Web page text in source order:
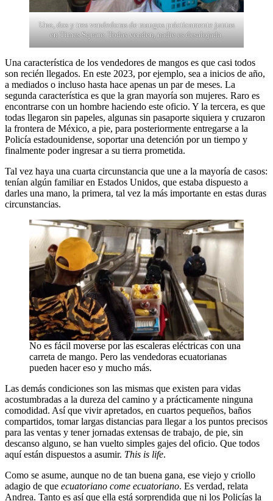
Uno, dos y tres vendedoras de mangos prácticamente juntas
en Times Square. Todas venden, nadie es desalojada.
Una característica de los vendedores de mangos es que casi todos
son recién llegados. En este 2023, por ejemplo, sea a inicios de año,
a mediados o incluso hasta hace apenas un par de meses. La
segunda característica es que la gran mayoría son mujeres. Raro es
encontrarse con un hombre haciendo este oficio. Y la tercera, es que
todas llegaron sin papeles, algunas sin pasaporte siquiera y cruzaron
la frontera de México, a pie, para posteriormente entregarse a la
Policía estadounidense, soportar una detención por un tiempo y
finalmente poder ingresar a su tierra prometida.
Tal vez haya una cuarta circunstancia que une a la mayoría de casos:
tenían algún familiar en Estados Unidos, que estaba dispuesto a
darles una mano, la primera, tal vez la más importante en estas duras
circunstancias.
No es fácil moverse por las escaleras eléctricas con una
carreta de mango. Pero las vendedoras ecuatorianas
pueden hacer eso y mucho más.
Las demás condiciones son las mismas que existen para vidas
acostumbradas a la dureza del camino y a prácticamente ninguna
comodidad. Así que vivir apretados, en cuartos pequeños, baños
compartidos, tomar largas distancias para llegar a los puntos precisos
para las ventas y tener jornadas extensas de trabajo, de pie, sin
descanso alguno, se han vuelto simples gajes del oficio. Que todos
aquí están dispuestos a asumir. This is life.
Como se asume, aunque no de tan buena gana, ese viejo y criollo
adagio de que ecuatoriano come ecuatoriano. Es verdad, relata
Andrea. Tanto es así que ella está sorprendida que ni los Policías la